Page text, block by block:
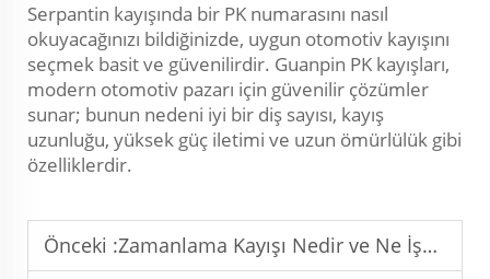
Serpantin kayışında bir PK numarasını nasıl
okuyacağınızı bildiğinizde, uygun otomotiv kayışını
seçmek basit ve güvenilirdir. Guanpin PK kayışları,
modern otomotiv pazarı için güvenilir çözümler
sunar; bunun nedeni iyi bir diş sayısı, kayış
uzunluğu, yüksek güç iletimi ve uzun ömürlülük gibi
özelliklerdir.
Önceki :Zamanlama Kayışı Nedir ve Ne İşe Yarar?